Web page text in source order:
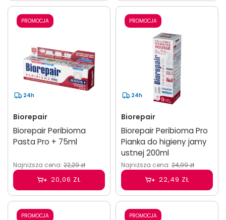
PROMOCJA
24h
Biorepair
Biorepair Peribioma
Pasta Pro + 75ml
Najniższa cena: 22,29 zł
20,06 ZŁ
PROMOCJA
24h
Biorepair
Biorepair Peribioma Pro
Pianka do higieny jamy
ustnej 200ml
Najniższa cena: 24,99 zł
22,49 ZŁ
PROMOCJA PROMOCJA